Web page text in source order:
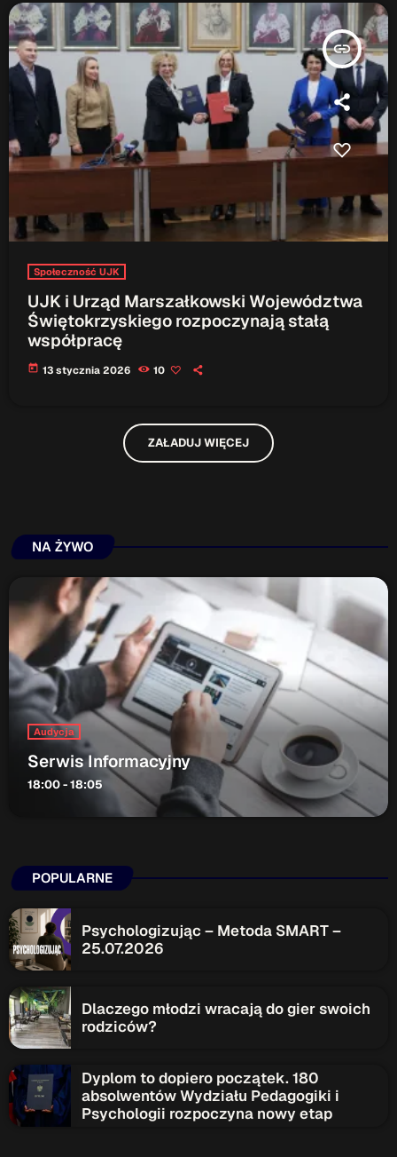
insert_link
Społeczność UJK
UJK i Urząd Marszałkowski Województwa
Świętokrzyskiego rozpoczynają stałą
współpracę
today 13 stycznia 2026 10
ZAŁADUJ WIĘCEJ
NA ŻYWO
Audycja
Serwis Informacyjny
18:00 - 18:05
POPULARNE
Psychologizując – Metoda SMART –
25.07.2026
Dlaczego młodzi wracają do gier swoich
rodziców?
Dyplom to dopiero początek. 180
absolwentów Wydziału Pedagogiki i
Psychologii rozpoczyna nowy etap